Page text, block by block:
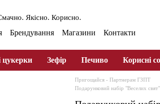
Якісно. Корисно.
Брендування Магазини
Контакти
Зефір Печиво Корисні
Пригощайся - Партнерам ГЗПТ
Подарунковий набір "Веселих